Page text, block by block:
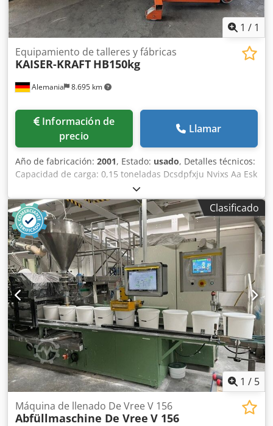
1 / 1
Alemania 8.695 km
Equipamiento de talleres y fábricas
KAISER-KRAFT HB150kg
Información de
precio
Llamar
Año de fabricación: 2001, Estado: usado, Detalles técnicos:
Capacidad de carga: 0,15 toneladas Dcsdpfxju Nvixs Aa Esk
Envergadura: x. 1200 mm Alcance:: máx. 1200 Altura de
elevación: 2400 mm Velocidad de elevación: controlada
manualmente Peso de la máquina aprox.: 0,42 t
Dimensiones L x A x A: 2,2 x 0,75 x 1,65 m Polipasto
motorizado / grúa motorizada Acero seccional soldado
Movimiento de elevación mediante balancín Movimiento
vertical neumático (cilindro neumático de presión)
mediante mando manual gancho de carga tipo SIKA 1,
dispositivo de seguridad del cable móvil, frenado en
posición vertical de la lanza, doble rueda giratoria 90°
derecha/izquierda, zona delantera 2x ruedas fijas
Accesorios 2x varias correas de elevación y 1x cadena
longitud aprox. 950mm *
Clasificado
1 / 5
Máquina de llenado De Vree V 156
Abfüllmaschine De Vree V 156